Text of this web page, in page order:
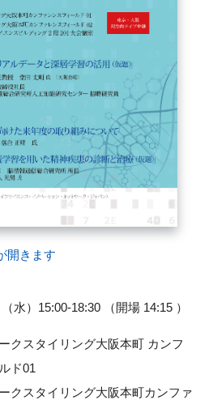
閉じる
開きます
水）15:00-18:30 （開場 14:15 ）
クスタイリング大阪本町 カンフ
ド01
クスタイリング大阪本町カンファ